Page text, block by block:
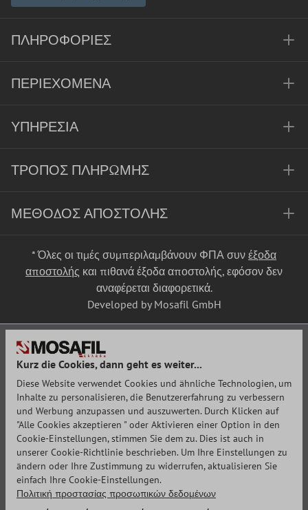
ΠΛΗΡΟΦΟΡΊΕΣ
ΠΕΡΙΕΧΌΜΕΝΑ
ΥΠΗΡΕΣΊΑ
ΤΡΌΠΟΣ ΠΛΗΡΩΜΉΣ
ΜΈΘΟΔΟΣ ΑΠΟΣΤΟΛΉΣ
* Όλες οι τιμές συμπεριλαμβάνουν ΦΠΑ συν έξοδα
αποστολής και πιθανά έξοδα αποστολής, εφόσον δεν
αναφέρεται διαφορετικά.
Developed by Mosafil GmbH
Kurz die Cookies, dann geht es weiter...
Diese Website verwendet Cookies und ähnliche Technologien, um
Inhalte zu personalisieren, die Benutzererfahrung zu verbessern
und Werbung anzupassen und auszuwerten. Durch Klicken auf
"Alle Cookies akzeptieren " oder Aktivieren einer Option in den
Cookie-Einstellungen, stimmen Sie dem zu. Dies ist auch in
unserer Cookie-Richtlinie beschrieben. Um Ihre Einstellungen zu
ändern oder Ihre Zustimmung zu widerrufen, aktualisieren Sie
einfach Ihre Cookie-Einstellungen.
Πολιτική προστασίας προσωπικών δεδομένων